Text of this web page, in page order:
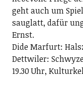
geht auch um
sauglatt, dafür
Ernst.
Dide Marfurt:
Dettwiler:
19.30 Uhr,